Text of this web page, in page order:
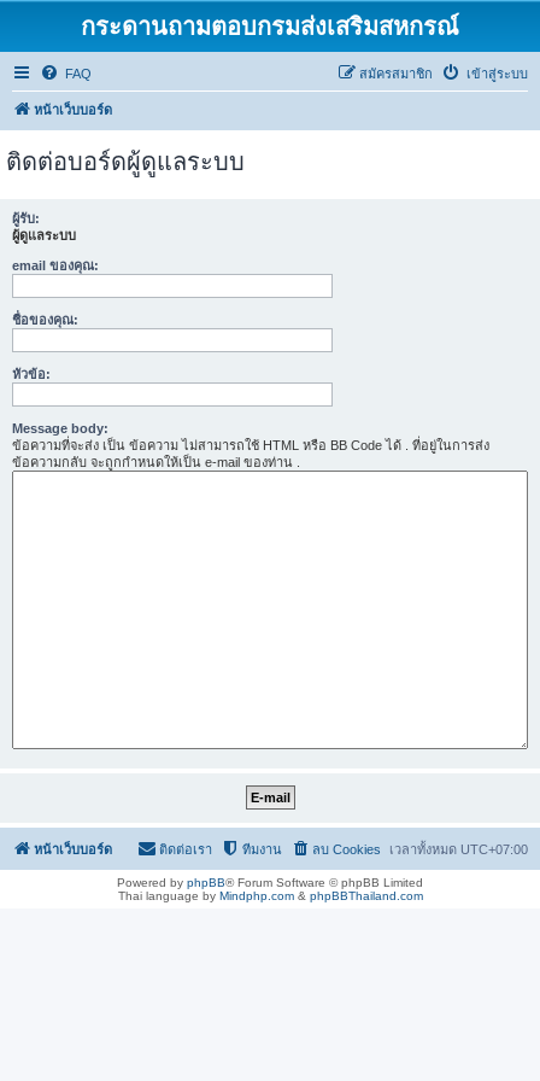
กระดานถามตอบกรมส่งเสริมสหกรณ์
FAQ เข้าสู่ระบบ
สมัครสมาชิก
หน้าเว็บบอร์ด
ติดต่อบอร์ดผู้ดูแลระบบ
ผู้รับ:
ผู้ดูแลระบบ
email ของคุณ:
ชื่อของคุณ:
หัวข้อ:
Message body:
ข้อความที่จะส่ง เป็น ข้อความ ไม่สามารถใช้ HTML หรือ BB Code ได้ . ที่อยู่ในการส่ง
ข้อความกลับ จะถูกกำหนดให้เป็น e-mail ของท่าน .
หน้าเว็บบอร์ด เวลาทั้งหมด UTC+07:00
ลบ Cookies
ทีมงาน
ติดต่อเรา
Powered by phpBB® Forum Software © phpBB Limited
Thai language by Mindphp.com& phpBBThailand.com